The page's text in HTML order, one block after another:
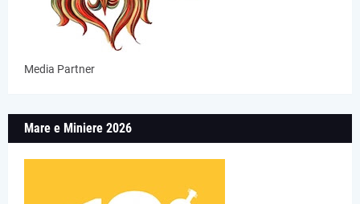
Media Partner
Mare e Miniere 2026